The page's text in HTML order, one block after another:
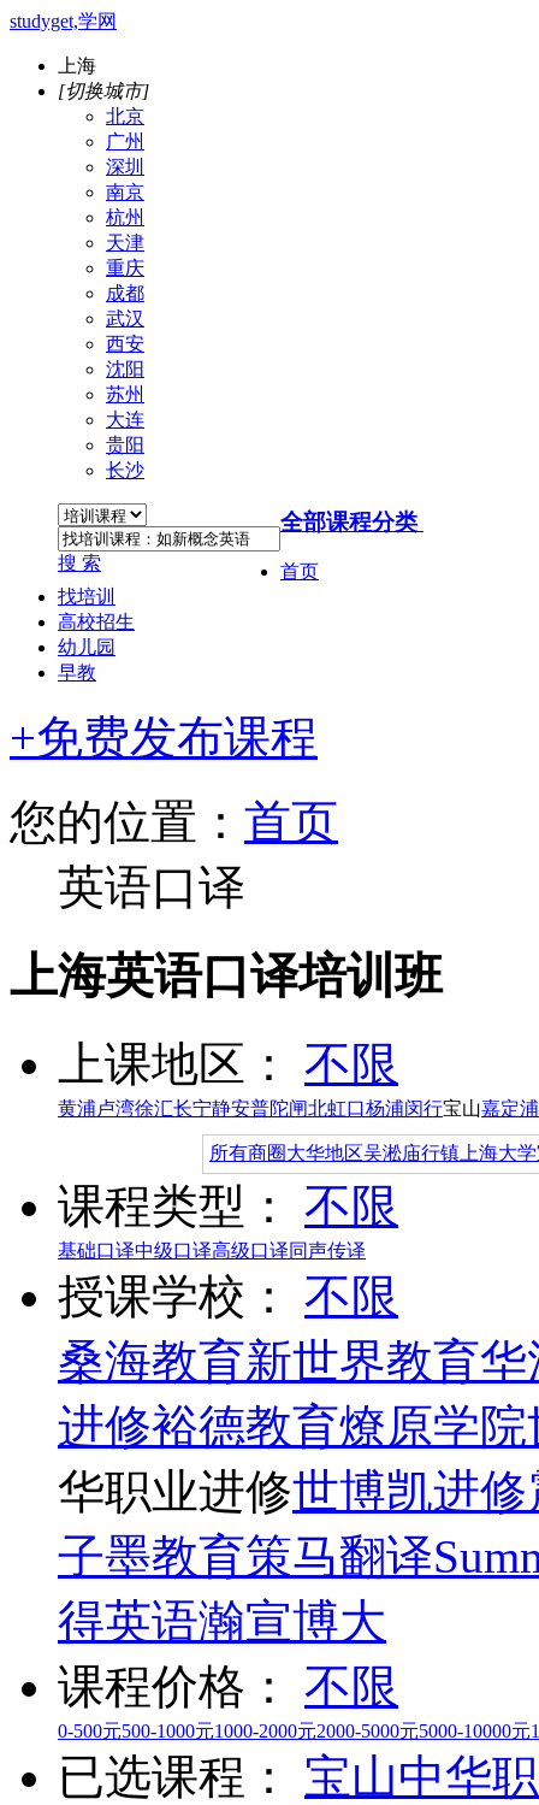
studyget,学网
上海
[切换城市]
北京
广州
深圳
南京
杭州
天津
重庆
成都
武汉
西安
沈阳
苏州
大连
贵阳
长沙
搜 索
全部课程分类
首页
找培训
高校招生
幼儿园
早教
+免费发布课程
您的位置： 首页
英语口译
上海英语口译培训班
上课地区： 不限
黄浦卢湾徐汇长宁静安普陀闸北虹口杨浦闵行宝山嘉定
所有商圈大华地区吴淞庙行镇 上海大学
课程类型： 不限
基础口译中级口译高级口译同声传译
授课学校：
不限
桑海教育新世界教育华
进修裕德教育燎原学院
华职业进修世博凯进修
子墨教育策马翻译
得英语瀚宣博大
课程价格：
不限
0-500元500-1000元1000-2000元2000-5000元5000-10000元
已选课程： 宝山中华